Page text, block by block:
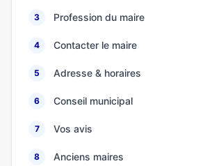
3 Profession du maire
4 Contacter le maire
5 Adresse & horaires
6 Conseil municipal
7 Vos avis
8 Anciens maires